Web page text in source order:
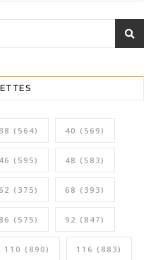
38 (564) 40 (569)
46 (595) 48 (583)
62 (375) 68 (393)
86 (575) 92 (847)
110 (890) 116 (883)